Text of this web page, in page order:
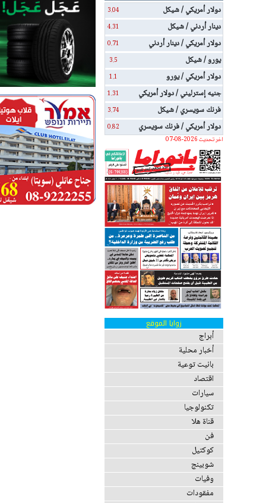
دولار أمريكي / شيكل
3.04
دينار أردني / شيكل 4.31
دولار أمريكي / دينار أردني 0.71
يورو / شيكل 3.5
دولار أمريكي / يورو 1.1
جنيه إسترليني / دولار أمريكي 1.31
فرنك سويسري / شيكل 3.74
دولار أمريكي / فرنك سويسري
0.82
اخر تحديث 2026-08-07
زوايا الموقع
أبراج
أخبار محلية
بانيت توعية
اقتصاد
سيارات
تكنولوجيا
قناة هلا
فن
كوكتيل
شوبينج
وفيات
مفقودات